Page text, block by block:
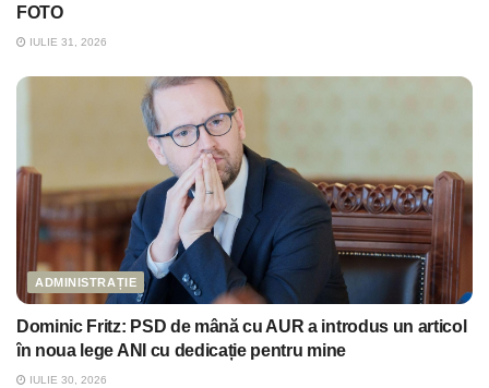
FOTO
IULIE 31, 2026
ADMINISTRAȚIE
Dominic Fritz: PSD de mână cu AUR a introdus un articol
în noua lege ANI cu dedicație pentru mine
IULIE 30, 2026